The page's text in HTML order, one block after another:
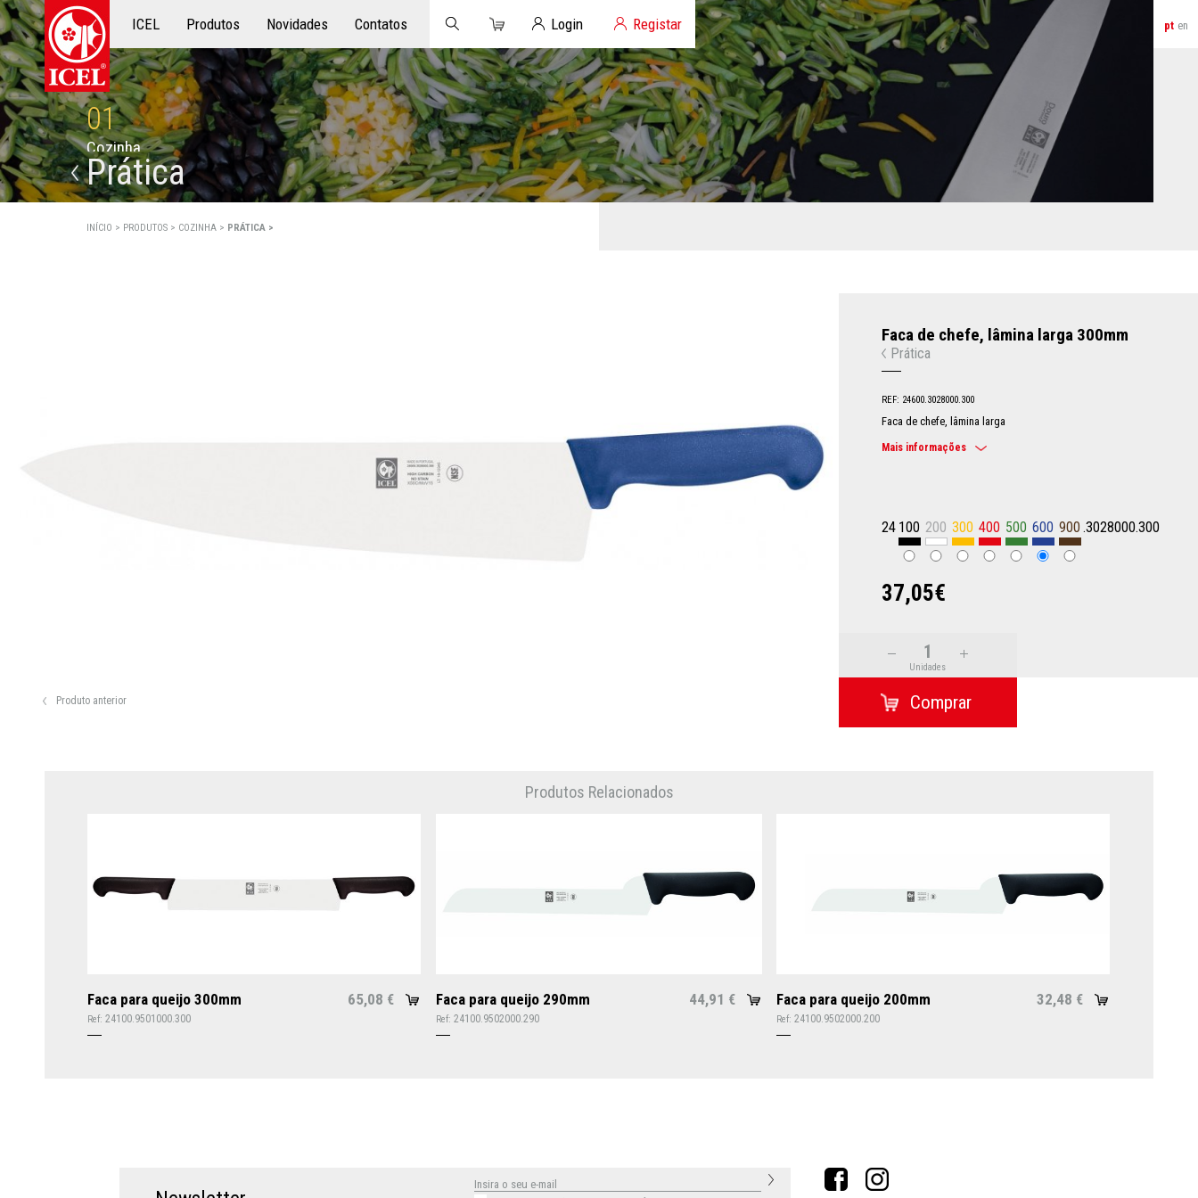
pt en
Produtos
ICEL Produtos Novidades Contatos CarrinhoLogin Login de Clientes
Registar
01
Cozinha
Prática
INÍCIO > PRODUTOS > COZINHA > PRÁTICA >
Produto anterior
Faca de chefe, lâmina larga 300mm
Prática
REF: 24600.3028000.300
Faca de chefe, lâmina larga
Mais informações
24 100 200 300 400 500 600 900 .3028000.300
37,05€
Unidades
Produtos Relacionados
Faca para queijo 300mm 65,08 €
Ref: 24100.9501000.300
Faca para queijo 290mm 44,91 €
Ref: 24100.9502000.290
Faca para queijo 200mm 32,48 €
Ref:24100.9502000.200